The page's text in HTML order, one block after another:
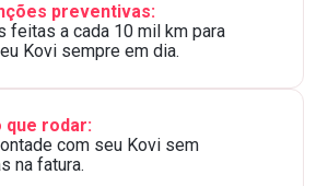
preventivas:
feitas a cada 10 mil km para
Kovi sempre em dia.
que rodar:
com seu Kovi sem
na fatura.